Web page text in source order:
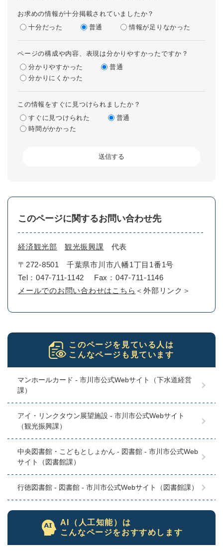
お求めの情報が十分掲載されていましたか？
十分だった
普通 情報が足りなかった
ページの構成や内容、表現は分かりやすかったですか？
分かりやすかった
普通
分かりにくかった
この情報をすぐに見つけられましたか？
すぐに見つけられた
普通
時間がかかった
このページに関するお問い合わせ先
経済観光部 観光振興課 代表
〒272-8501
千葉県市川市八幡1丁目1番1号
Tel：047-711-1142
Fax：047-711-1146
メールでのお問い合わせはこちら ＜外部リンク＞
このページを見ている人は
こんなページも見ています
マンホールカード - 市川市公式Webサイト（下水道経営
課）
アイ・リンクタウン展望施設 - 市川市公式Webサイト
（観光振興課）
中央図書館・こどもとしょかん - 図書館 - 市川市公式Web
サイト（図書館課）
行徳図書館 - 図書館 - 市川市公式Webサイト（図書館課）
AI（人工知能）は
こんなページをおすすめします